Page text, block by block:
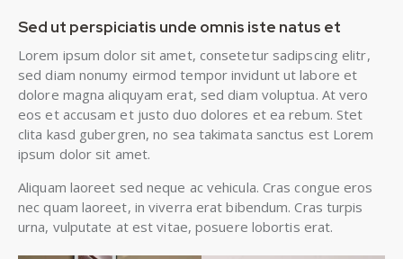
Sed ut perspiciatis unde omnis iste natus et
Lorem ipsum dolor sit amet, consetetur sadipscing elitr,
sed diam nonumy eirmod tempor invidunt ut labore et
dolore magna aliquyam erat, sed diam voluptua. At vero
eos et accusam et justo duo dolores et ea rebum. Stet
clita kasd gubergren, no sea takimata sanctus est Lorem
ipsum dolor sit amet.
Aliquam laoreet sed neque ac vehicula. Cras congue eros
nec quam laoreet, in viverra erat bibendum. Cras turpis
urna, vulputate at est vitae, posuere lobortis erat.